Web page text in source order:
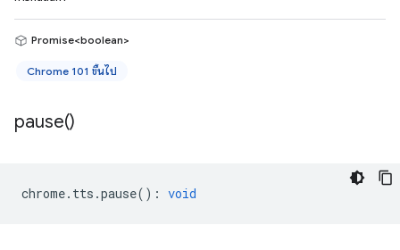
Promise<boolean>
Chrome 101 ขึ้นไป
pause()
chrome. tts .pause() : void